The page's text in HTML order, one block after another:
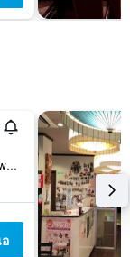
3-1-22 Otobashi Nakagawa-ku, นาโกย่า, ญี่ปุ่น